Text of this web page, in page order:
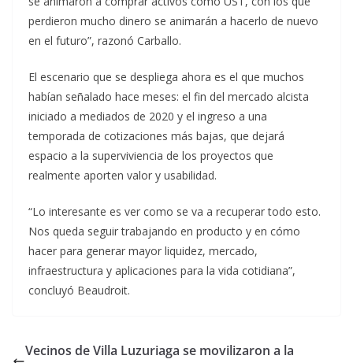
perdieron mucho dinero se animarán a hacerlo de nuevo
en el futuro”, razonó Carballo.
El escenario que se despliega ahora es el que muchos
habían señalado hace meses: el fin del mercado alcista
iniciado a mediados de 2020 y el ingreso a una
temporada de cotizaciones más bajas, que dejará
espacio a la superviviencia de los proyectos que
realmente aporten valor y usabilidad.
“Lo interesante es ver como se va a recuperar todo esto.
Nos queda seguir trabajando en producto y en cómo
hacer para generar mayor liquidez, mercado,
infraestructura y aplicaciones para la vida cotidiana”,
concluyó Beaudroit.
Vecinos de Villa Luzuriaga se movilizaron a la